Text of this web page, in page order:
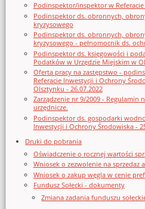
Podinspektor/inspektor w
Podinspektor ds. obronnych,
kryzysowego
Podinspektor ds. obronnych,
kryzysowego - pełnomocnik ds.
Podinspektor ds. księgowości i
Podatków w Urzędzie Miejskim w
Oferta pracy na zastępstwo -
Referacie Inwestycji i Ochrony
Olsztynku - 26.07.2022
Zarządzenie nr 9/2009 - Regulamin
urzędnicze.
Podinspektor ds. gospodarki
Inwestycji i Ochrony Środowiska -
Druki do pobrania
Oświadczenie o rocznej wartości
Wniosek o zezwolenie na sprzedaz
Wniosek o zakup węgla w cenie
Fundusz Sołecki - dokumenty
Zmiana zadania funduszu